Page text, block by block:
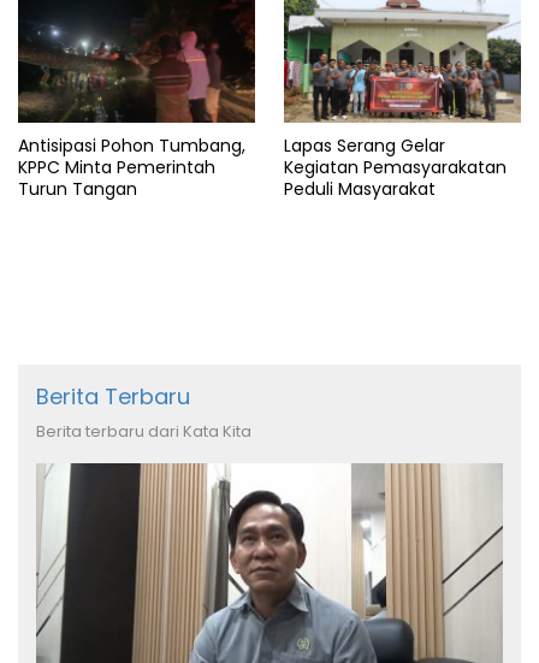
Antisipasi Pohon Tumbang,
KPPC Minta Pemerintah
Turun Tangan
Lapas Serang Gelar
Kegiatan Pemasyarakatan
Peduli Masyarakat
Berita Terbaru
Berita terbaru dari Kata Kita